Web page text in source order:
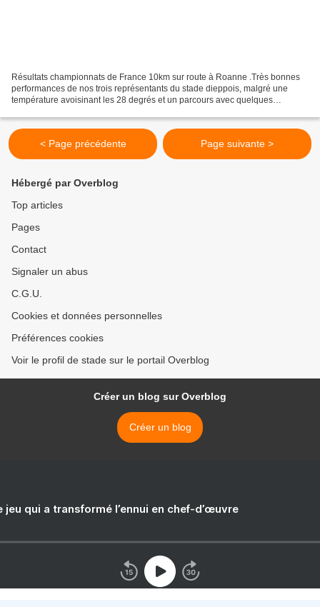
Résultats championnats de France 10km sur route à Roanne .Très bonnes
performances de nos trois représentants du stade dieppois, malgré une
température avoisinant les 28 degrés et un parcours avec quelques
< Page précédente Page suivante >
Hébergé par Overblog
Top articles
Pages
Contact
Signaler un abus
C.G.U.
Cookies et données personnelles
Préférences cookies
Voir le profil de stade sur le portail Overblog
Créer un blog sur Overblog
Créer un blog
jeu qui a transformé l’ennui en chef-d’œuvre